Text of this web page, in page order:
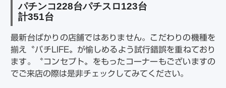
パチンコ228台パチスロ123台
計351台
最新台ばかりの店舗ではありません。こだわりの機種を
揃え〝パチLIFE〟が愉しめるよう試行錯誤を重ねており
ます。〝コンセプト〟をもったコーナーもございますの
でご来店の際は是非チェックしてみてください。